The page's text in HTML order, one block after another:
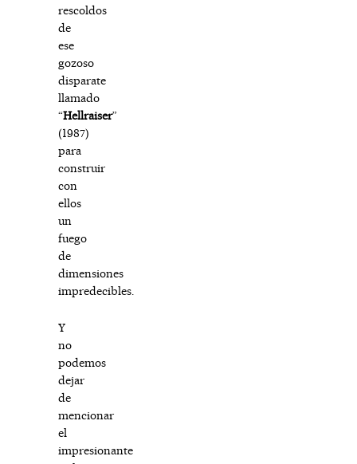
rescoldos
de
ese
gozoso
disparate
llamado
“Hellraiser”
(1987)
para
construir
con
ellos
un
fuego
de
dimensiones
impredecibles.
Y
no
podemos
dejar
de
mencionar
el
impresionante